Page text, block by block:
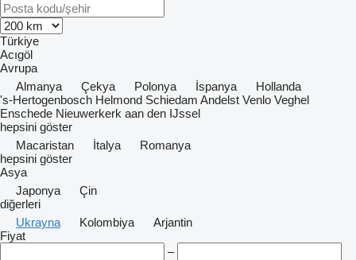
Türkiye
Acıgöl
Avrupa
Almanya
Çekya Polonya İspanya
Hollanda
's-Hertogenbosch Helmond Schiedam Andelst Venlo Veghel
Enschede Nieuwerkerk aan den IJssel
hepsini göster
Macaristan
İtalya
Romanya
hepsini göster
Asya
Japonya
Çin
diğerleri
Ukrayna
Kolombiya
Arjantin
Fiyat
–